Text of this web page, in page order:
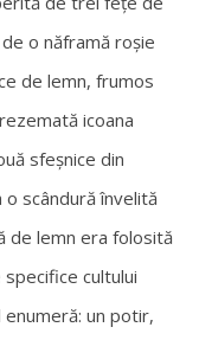
o năframă roșie
de lemn, frumos
icoana
sfeșnice din
scândură învelită
de lemn era folosită
cultului
un potir,